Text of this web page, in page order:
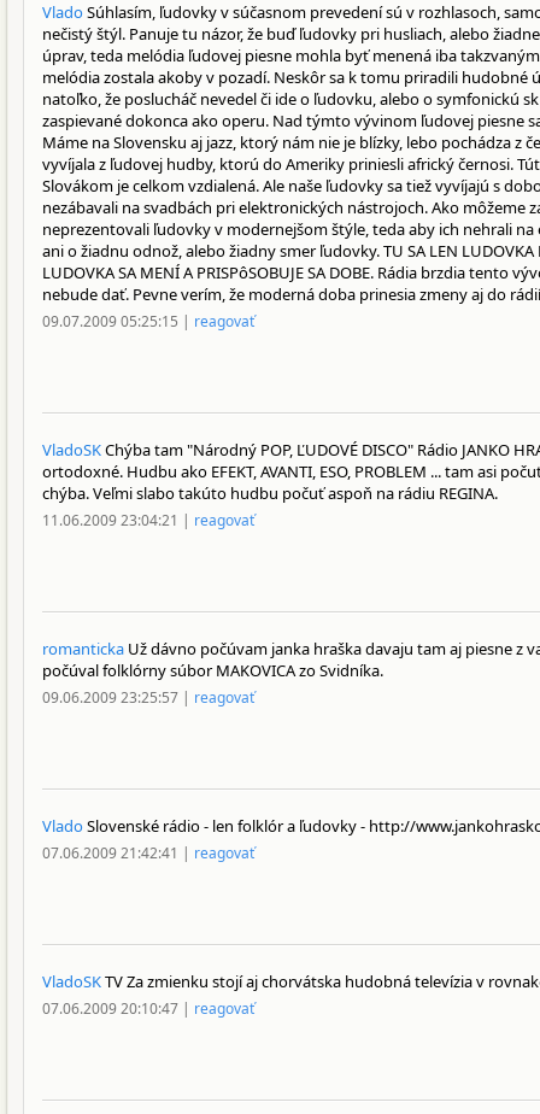
VladoSúhlasím, ľudovky v súčasnom prevedení sú v rozhlasoch,
nečistý štýl. Panuje tu názor, že buď ľudovky pri husliach, alebo
úprav, teda melódia ľudovej piesne mohla byť menená iba
melódia zostala akoby v pozadí. Neskôr sa k tomu priradili hudobné
natoľko, že poslucháč nevedel či ide o ľudovku, alebo o symfonickú
zaspievané dokonca ako operu. Nad týmto vývinom ľudovej piesne
Máme na Slovensku aj jazz, ktorý nám nie je blízky, lebo pochádza z
vyvíjala z ľudovej hudby, ktorú do Ameriky priniesli africký černosi.
Slovákom je celkom vzdialená. Ale naše ľudovky sa tiež vyvíjajú s
nezábavali na svadbách pri elektronických nástrojoch. Ako môžeme
neprezentovali ľudovky v modernejšom štýle, teda aby ich nehrali
ani o žiadnu odnož, alebo žiadny smer ľudovky. TU SA LEN LUDOVKA
LUDOVKA SA MENÍ A PRISPôSOBUJE SA DOBE. Rádia brzdia tento
nebude dať. Pevne verím, že moderná doba prinesia zmeny aj do
09.07.2009 05:25:15 | reagovať
VladoSKChýba tam "Národný POP, ĽUDOVÉ DISCO" Rádio JANKO
ortodoxné. Hudbu ako EFEKT, AVANTI, ESO, PROBLEM ... tam asi
chýba. Veľmi slabo takúto hudbu počuť aspoň na rádiu REGINA.
11.06.2009 23:04:21 | reagovať
romanticka Už dávno počúvam janka hraška davaju tam aj piesne z
počúval folklórny súbor MAKOVICA zo Svidníka.
09.06.2009 23:25:57 | reagovať
VladoSlovenské rádio - len folklór a ľudovky - http://
07.06.2009 21:42:41 | reagovať
VladoSKTV Za zmienku stojí aj chorvátska hudobná televízia v
07.06.2009 20:10:47 | reagovať